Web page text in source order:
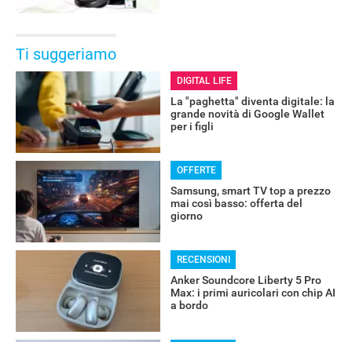
Ti suggeriamo
DIGITAL LIFE
La "paghetta" diventa digitale: la
grande novità di Google Wallet
per i figli
OFFERTE
Samsung, smart TV top a prezzo
mai così basso: offerta del
giorno
RECENSIONI
Anker Soundcore Liberty 5 Pro
Max: i primi auricolari con chip AI
a bordo